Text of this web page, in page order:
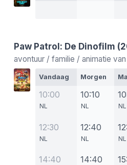
Paw Patrol: De Dinofilm
avontuur / familie / animatie van
Vandaag Morgen
10:00
NL
12:30
NL
14:40
10:10
NL
12:40
NL
14:40
NL
NL